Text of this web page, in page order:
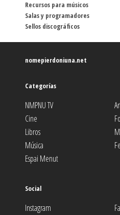
Recursos para músicos
Salas y programadores
Sellos discográficos
nomepierdoniuna.net
Categorías
NMPNU TV
Cine
Libros
Música
Espai Menut
Social
Instagram